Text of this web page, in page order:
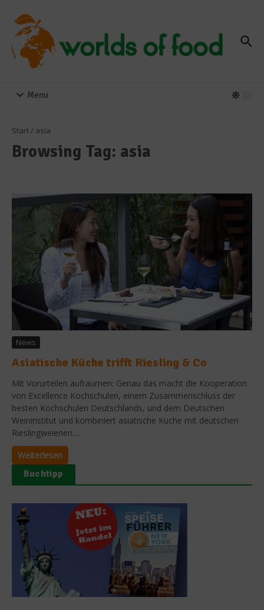
Menu
Start/ asia
Browsing Tag: asia
News
Asiatische Küche trifft Riesling & Co
Mit Vorurteilen aufräumen: Genau das macht die Kooperation
von Excellence Kochschulen, einem Zusammenschluss der
besten Kochschulen Deutschlands, und dem Deutschen
Weininstitut und kombiniert asiatische Küche mit deutschen
Rieslingweienen....
Weiterlesen
Buchtipp